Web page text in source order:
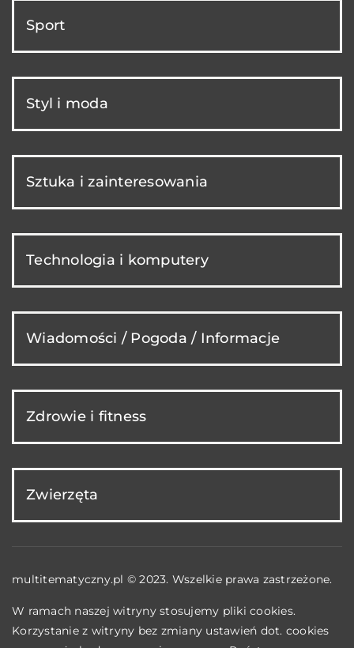
Sport
Styl i moda
Sztuka i zainteresowania
Technologia i komputery
Wiadomości / Pogoda / Informacje
Zdrowie i fitness
Zwierzęta
multitematyczny.pl © 2023. Wszelkie prawa zastrzeżone.
W ramach naszej witryny stosujemy pliki cookies.
Korzystanie z witryny bez zmiany ustawień dot. cookies